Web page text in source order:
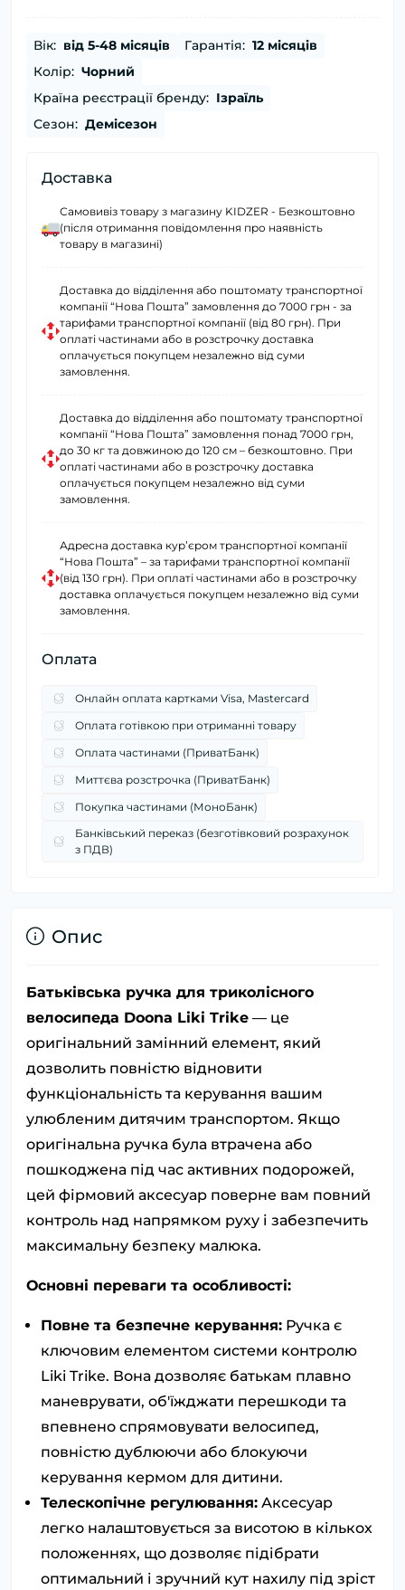
Вік: від 5-48 місяців Гарантія: 12 місяців
Колір: Чорний
Країна реєстрації бренду: Ізраїль
Сезон: Демісезон
Доставка
Самовивіз товару з магазину KIDZER - Безкоштовно
(після отримання повідомлення про наявність
товару в магазині)
Доставка до відділення або поштомату транспортної
компанії “Нова Пошта” замовлення до 7000 грн - за
тарифами транспортної компанії (від 80 грн). При
оплаті частинами або в розстрочку доставка
оплачується покупцем незалежно від суми
замовлення.
Доставка до відділення або поштомату транспортної
компанії “Нова Пошта” замовлення понад 7000 грн,
до 30 кг та довжиною до 120 см – безкоштовно. При
оплаті частинами або в розстрочку доставка
оплачується покупцем незалежно від суми
замовлення.
Адресна доставка курʼєром транспортної компанії
“Нова Пошта” – за тарифами транспортної компанії
(від 130 грн). При оплаті частинами або в розстрочку
доставка оплачується покупцем незалежно від суми
замовлення.
Оплата
Онлайн оплата картками Visa, Mastercard
Оплата готівкою при отриманні товару
Оплата частинами (ПриватБанк)
Миттєва розстрочка (ПриватБанк)
Покупка частинами (МоноБанк)
Банківський переказ (безготівковий розрахунок
з ПДВ)
Опис
Батьківська ручка для триколісного
велосипеда Doona Liki Trike — це
оригінальний замінний елемент, який
дозволить повністю відновити
функціональність та керування вашим
улюбленим дитячим транспортом. Якщо
оригінальна ручка була втрачена або
пошкоджена під час активних подорожей,
цей фірмовий аксесуар поверне вам повний
контроль над напрямком руху і забезпечить
максимальну безпеку малюка.
Основні переваги та особливості:
Повне та безпечне керування: Ручка є
ключовим елементом системи контролю
Liki Trike. Вона дозволяє батькам плавно
маневрувати, об'їжджати перешкоди та
впевнено спрямовувати велосипед,
повністю дублюючи або блокуючи
керування кермом для дитини.
Телескопічне регулювання: Аксесуар
легко налаштовується за висотою в кількох
положеннях, що дозволяє підібрати
оптимальний і зручний кут нахилу під зріст